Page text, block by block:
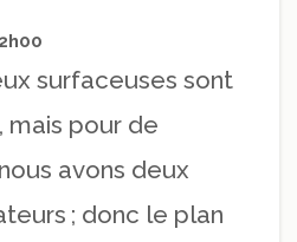
surfaceuses sont
mais pour de
avons deux
; donc le plan